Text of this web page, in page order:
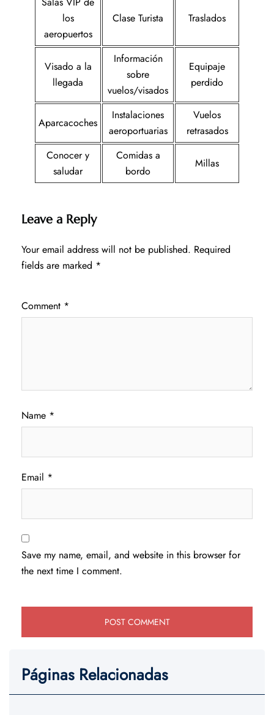
los
aeropuertos
Clase Turista Traslados
Visado a la
llegada
Información
sobre
vuelos/visados
Equipaje
perdido
Aparcacoches
Instalaciones
aeroportuarias
Vuelos
retrasados
Conocer y
saludar
Comidas a
bordo
Millas
Leave a Reply
Your email address will not be published. Required
fields are marked *
Comment *
Name *
Email *
Save my name, email, and website in this browser for
the next time I comment.
Páginas Relacionadas